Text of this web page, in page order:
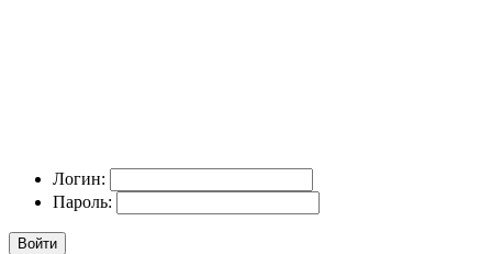
Логин:
Пароль:
Войти